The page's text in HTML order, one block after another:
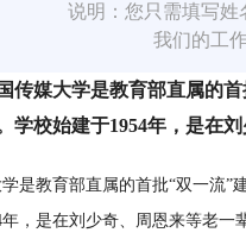
说明：您只需填写姓
我们的工
传媒大学是教育部直属的
学校始建于1954年，是在刘
是教育部直属的首批“双一流”
年，是在刘少奇、周恩来等老一